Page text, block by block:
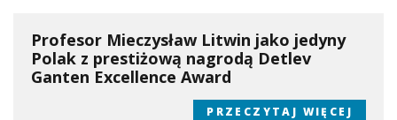
Profesor Mieczysław Litwin jako jedyny
Polak z prestiżową nagrodą Detlev
Ganten Excellence Award
PRZECZYTAJ WIĘCEJ